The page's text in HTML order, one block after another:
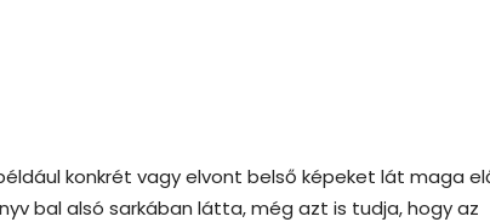
konkrét vagy elvont belső képeket lát maga
bal alsó sarkában látta, még azt is tudja, hogy az